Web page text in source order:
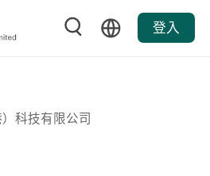
登入
科技有限公司